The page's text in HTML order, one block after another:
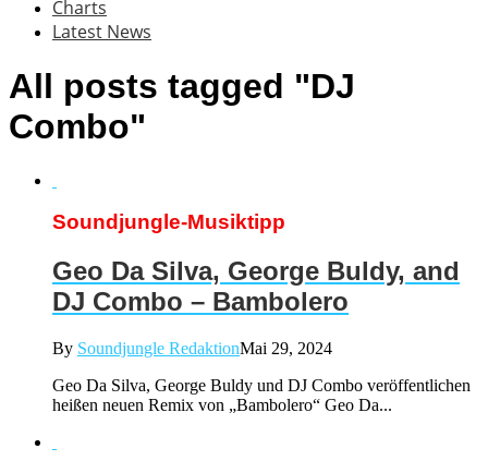
Charts
Latest News
All posts tagged "DJ
Combo"
Soundjungle-Musiktipp
Geo Da Silva, George Buldy, and
DJ Combo – Bambolero
By Soundjungle RedaktionMai 29, 2024
Geo Da Silva, George Buldy und DJ Combo veröffentlichen
heißen neuen Remix von „Bambolero“ Geo Da...